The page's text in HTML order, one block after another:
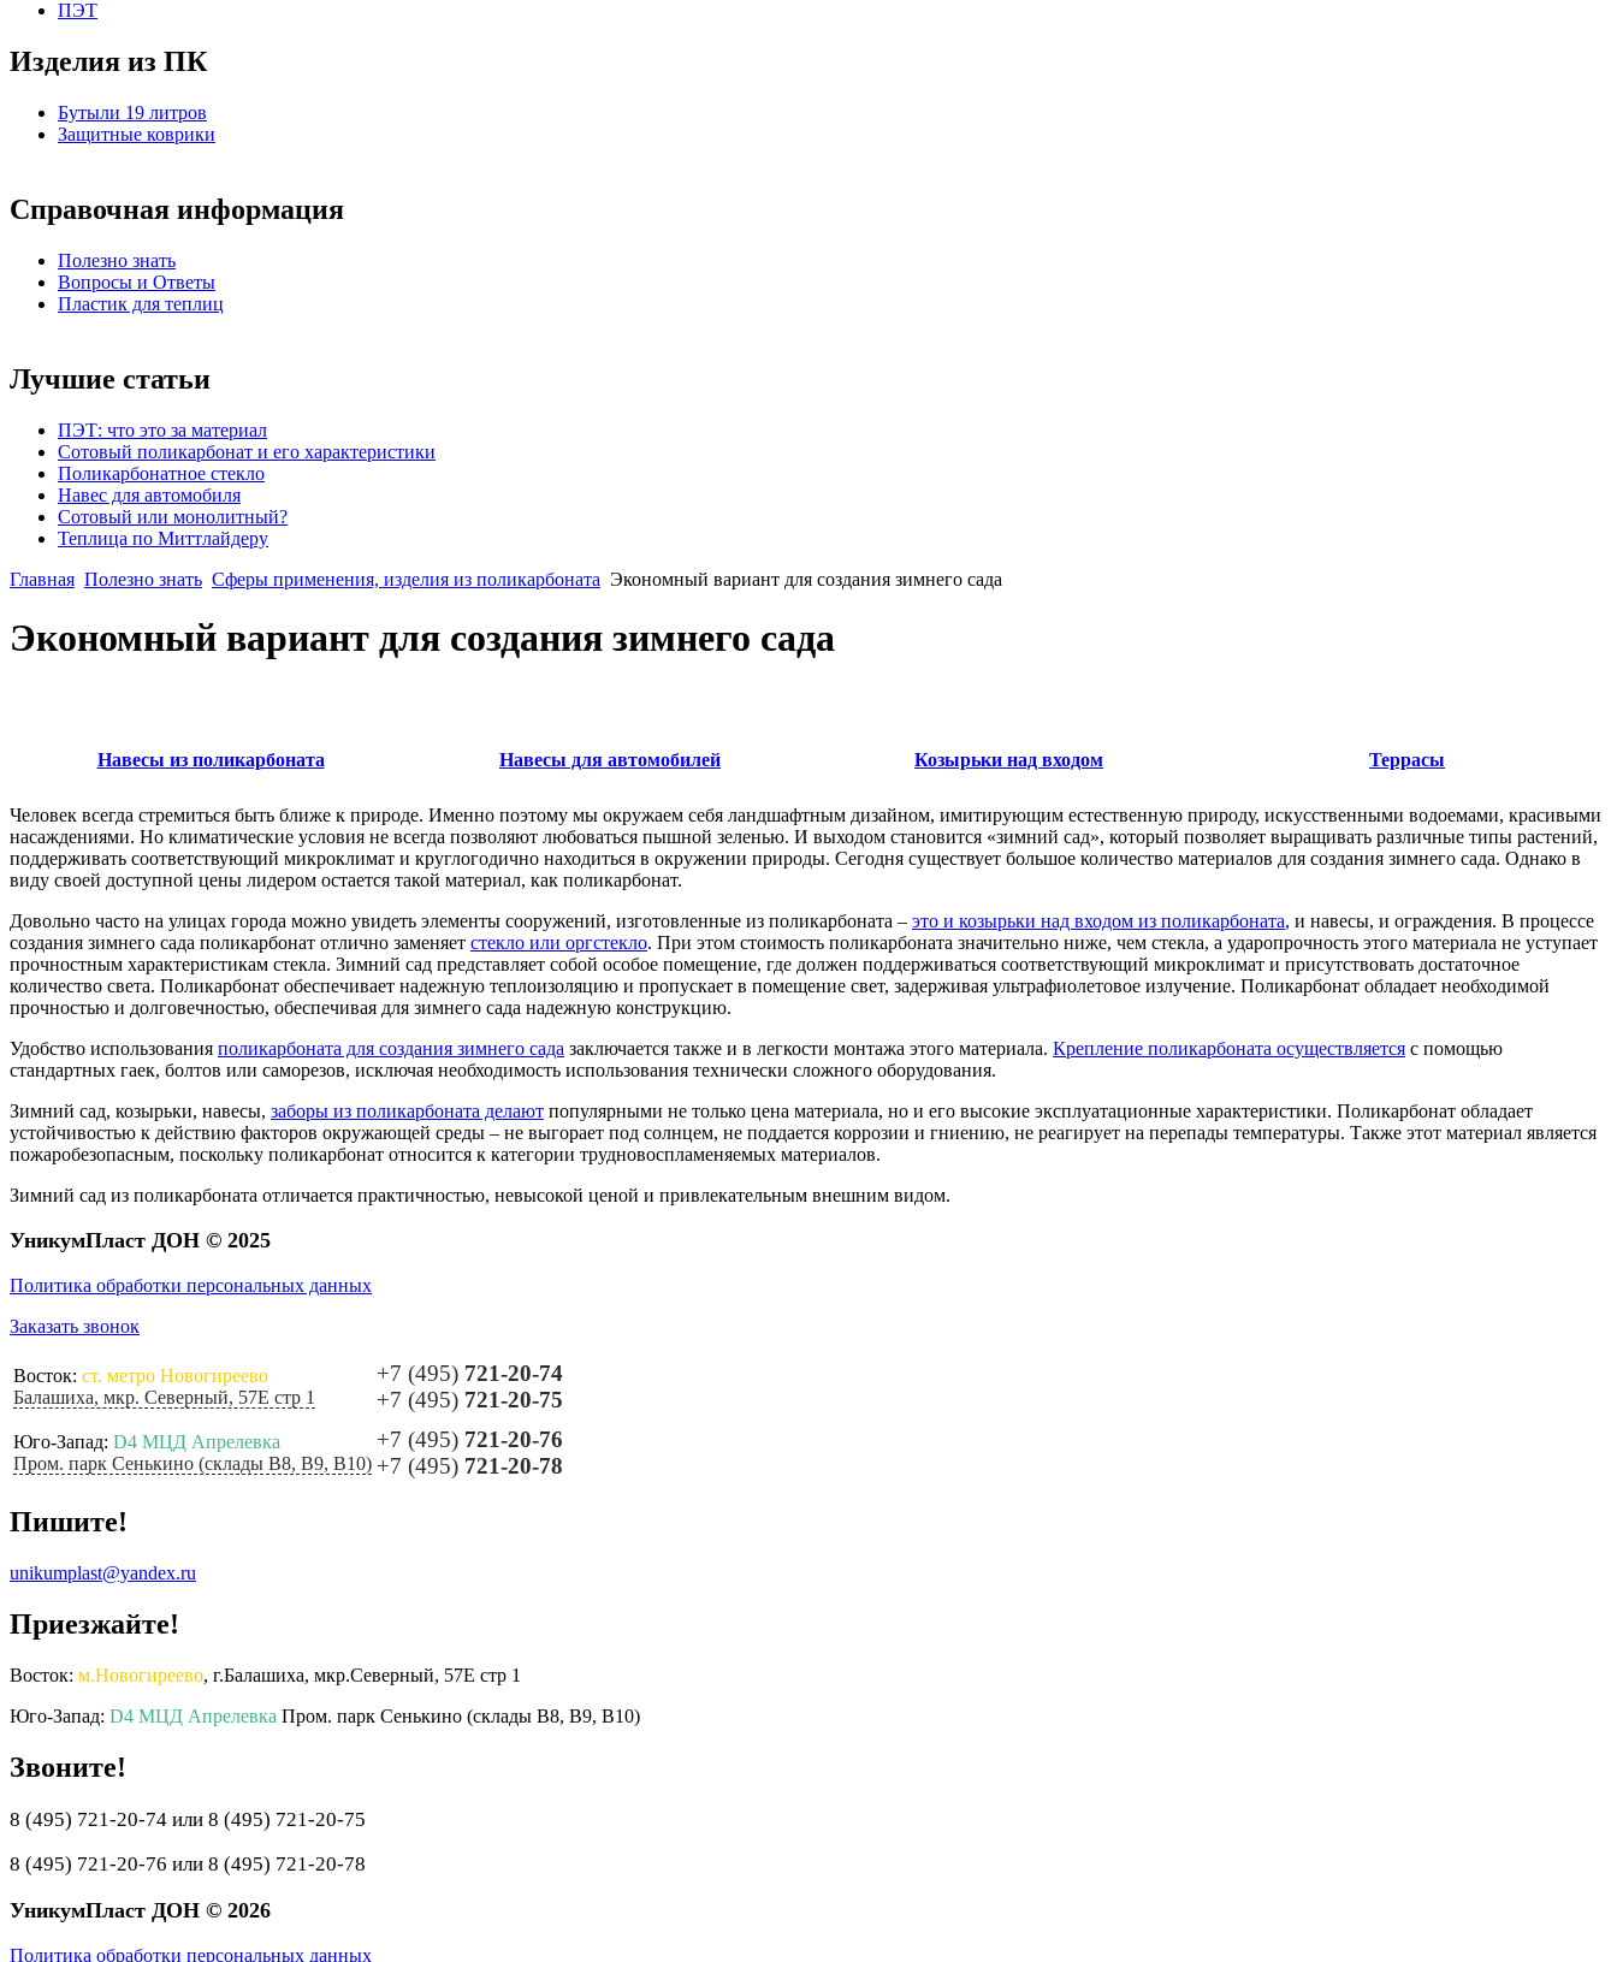
ПЭТ
Изделия из ПК
Бутыли 19 литров
Защитные коврики
Справочная информация
Полезно знать
Вопросы и Ответы
Пластик для теплиц
Лучшие статьи
ПЭТ: что это за материал
Сотовый поликарбонат и его характеристики
Поликарбонатное стекло
Навес для автомобиля
Сотовый или монолитный?
Теплица по Миттлайдеру
Главная Полезно знать Сферы применения, изделия из поликарбоната Экономный вариант для создания зимнего сада
Экономный вариант для создания зимнего сада
Навесы из поликарбоната Навесы для автомобилей Козырьки над входом Террасы
Человек всегда стремиться быть ближе к природе. Именно поэтому мы окружаем себя ландшафтным дизайном, имитирующим естественную природу, искусственными водоемами, красивыми
насаждениями. Но климатические условия не всегда позволяют любоваться пышной зеленью. И выходом становится «зимний сад», который позволяет выращивать различные типы растений,
поддерживать соответствующий микроклимат и круглогодично находиться в окружении природы. Сегодня существует большое количество материалов для создания зимнего сада. Однако в
виду своей доступной цены лидером остается такой материал, как поликарбонат.
Довольно часто на улицах города можно увидеть элементы сооружений, изготовленные из поликарбоната – это и козырьки над входом из поликарбоната, и навесы, и ограждения. В процессе
создания зимнего сада поликарбонат отлично заменяет стекло или оргстекло. При этом стоимость поликарбоната значительно ниже, чем стекла, а ударопрочность этого материала не уступает
прочностным характеристикам стекла. Зимний сад представляет собой особое помещение, где должен поддерживаться соответствующий микроклимат и присутствовать достаточное
количество света. Поликарбонат обеспечивает надежную теплоизоляцию и пропускает в помещение свет, задерживая ультрафиолетовое излучение. Поликарбонат обладает необходимой
прочностью и долговечностью, обеспечивая для зимнего сада надежную конструкцию.
Удобство использования поликарбоната для создания зимнего сада заключается также и в легкости монтажа этого материала. Крепление поликарбоната осуществляется с помощью
стандартных гаек, болтов или саморезов, исключая необходимость использования технически сложного оборудования.
Зимний сад, козырьки, навесы, заборы из поликарбоната делают популярными не только цена материала, но и его высокие эксплуатационные характеристики. Поликарбонат обладает
устойчивостью к действию факторов окружающей среды – не выгорает под солнцем, не поддается коррозии и гниению, не реагирует на перепады температуры. Также этот материал является
пожаробезопасным, поскольку поликарбонат относится к категории трудновоспламеняемых материалов.
Зимний сад из поликарбоната отличается практичностью, невысокой ценой и привлекательным внешним видом.
УникумПласт ДОН © 2025
Политика обработки персональных данных
Заказать звонок
Восток: ст. метро Новогиреево
Балашиха, мкр. Северный, 57Е стр 1
+7 (495) 721-20-74
+7 (495) 721-20-75
Юго-Запад: D4 МЦД Апрелевка
Пром. парк Сенькино (склады B8, B9, B10)
+7 (495) 721-20-76
+7 (495) 721-20-78
Пишите!
unikumplast@yandex.ru
Приезжайте!
Восток: м.Новогиреево, г.Балашиха, мкр.Северный, 57Е стр 1
Юго-Запад: D4 МЦД Апрелевка Пром. парк Сенькино (склады B8, B9, B10)
Звоните!
8 (495) 721-20-74 или 8 (495) 721-20-75
8 (495) 721-20-76 или 8 (495) 721-20-78
УникумПласт ДОН © 2026
Политика обработки персональных данных